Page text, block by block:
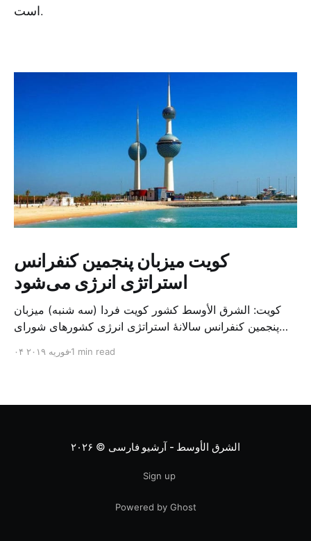
است.
کویت میزبان پنجمین کنفرانس
استراتژی انرژی می‌شود
کویت: الشرق الأوسط کشور کویت فردا (سه شنبه) میزبان
پنجمین کنفرانس سالانهٔ استراتژی انرژی کشورهای شورای
متخصص از شرکت‌های جهانی نفت و گاز در این کنفرانس
۰۴ فوریه ۲۰۱۹1 min read
الشرق الأوسط - آرشیو فارسی © ۲۰۲۶
Sign up
Powered by Ghost